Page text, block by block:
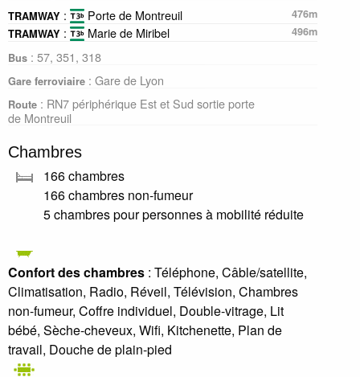
TRAMWAY : Porte de Montreuil
476m
TRAMWAY : Marie de Miribel
496m
Bus : 57, 351, 318
Gare ferroviaire : Gare de Lyon
Route : RN7 périphérique Est et Sud sortie porte
de Montreuil
Chambres
166 chambres
166 chambres non-fumeur
5 chambres pour personnes à mobilité réduite
Confort des chambres : Téléphone, Câble/satellite,
Climatisation, Radio, Réveil, Télévision, Chambres
non-fumeur, Coffre individuel, Double-vitrage, Lit
bébé, Sèche-cheveux, Wifi, Kitchenette, Plan de
travail, Douche de plain-pied